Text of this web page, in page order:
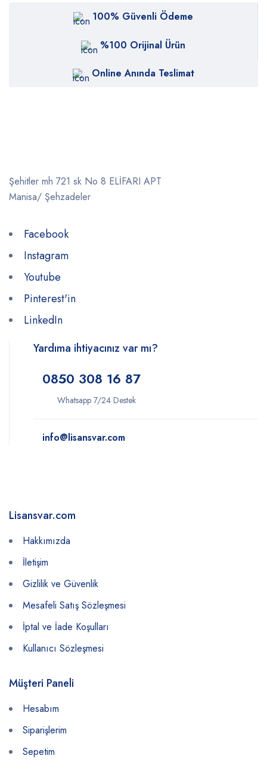
100% Güvenli Ödeme
%100 Orijinal Ürün
Online Anında Teslimat
Şehitler mh 721 sk No 8 ELİFARI APT
Manisa/ Şehzadeler
Facebook
Instagram
Youtube
Pinterest'in
LinkedIn
Yardıma ihtiyacınız var mı?
0850 308 16 87
Whatsapp 7/24 Destek
info@lisansvar.com
Lisansvar.com
Hakkımızda
İletişim
Gizlilik ve Güvenlik
Mesafeli Satış Sözleşmesi
İptal ve İade Koşulları
Kullanıcı Sözleşmesi
Müşteri Paneli
Hesabım
Siparişlerim
Sepetim